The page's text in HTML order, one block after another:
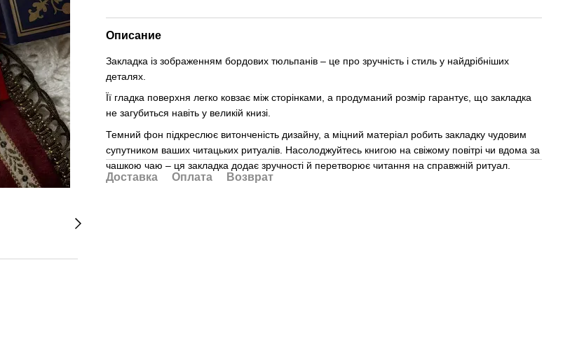
Описание
Закладка із зображенням бордових тюльпанів – це про зручність і стиль у найдрібніших
деталях.
Її гладка поверхня легко ковзає між сторінками, а продуманий розмір гарантує, що закладка
не загубиться навіть у великій книзі.
Темний фон підкреслює витонченість дизайну, а міцний матеріал робить закладку чудовим
супутником ваших читацьких ритуалів. Насолоджуйтесь книгою на свіжому повітрі чи вдома за
чашкою чаю – ця закладка додає зручності й перетворює читання на справжній ритуал.
Доставка Оплата Возврат